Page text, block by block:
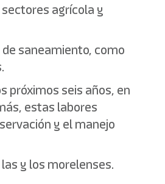
agrícola y
saneamiento, como
próximos seis años, en
estas labores
y el manejo
y los morelenses.